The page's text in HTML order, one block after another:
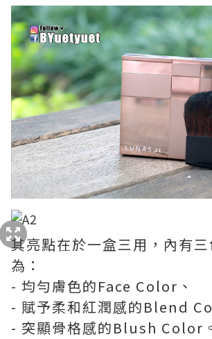
其亮點在於一盒三用，內有
為：
- 均勻膚色的Face Color、
- 賦予柔和紅潤感的Blend
- 突顯骨格感的Blush Color。